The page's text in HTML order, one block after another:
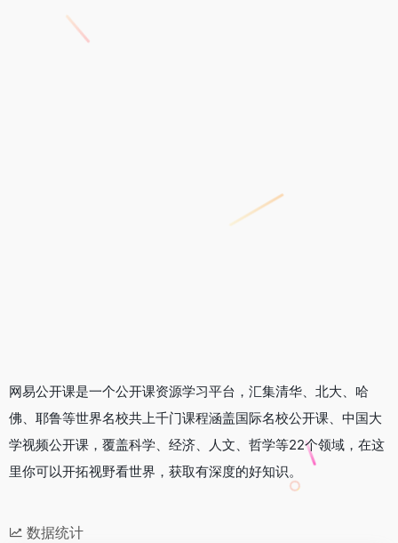
网易公开课是一个公开课资源学习平台，汇集清华、北大、哈
佛、耶鲁等世界名校共上千门课程涵盖国际名校公开课、中国大
学视频公开课，覆盖科学、经济、人文、哲学等22个领域，在这
里你可以开拓视野看世界，获取有深度的好知识。
数据统计